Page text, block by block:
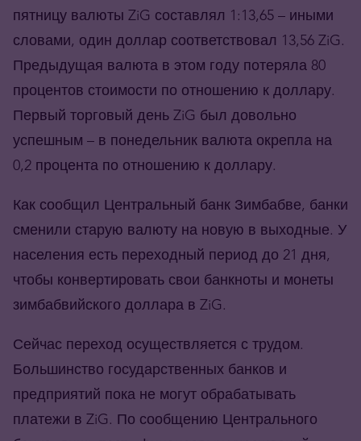
пятницу валюты ZiG составлял 1:13,65 – иными
словами, один доллар соответствовал 13,56 ZiG.
Предыдущая валюта в этом году потеряла 80
процентов стоимости по отношению к доллару.
Первый торговый день ZiG был довольно
успешным – в понедельник валюта окрепла на
0,2 процента по отношению к доллару.
Как сообщил Центральный банк Зимбабве, банки
сменили старую валюту на новую в выходные. У
населения есть переходный период до 21 дня,
чтобы конвертировать свои банкноты и монеты
зимбабвийского доллара в ZiG.
Сейчас переход осуществляется с трудом.
Большинство государственных банков и
предприятий пока не могут обрабатывать
платежи в ZiG. По сообщению Центрального